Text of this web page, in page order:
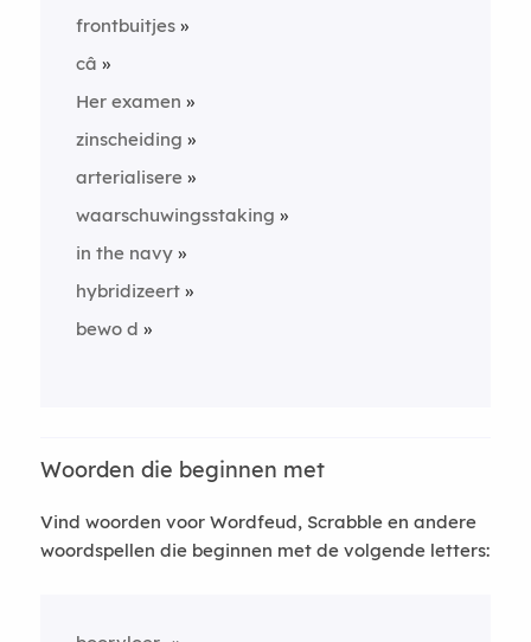
frontbuitjes
câ
Her examen
zinscheiding
arterialisere
waarschuwingsstaking
in the navy
hybridizeert
bewo d
Woorden die beginnen met
Vind woorden voor Wordfeud, Scrabble en andere
woordspellen die beginnen met de volgende letters: